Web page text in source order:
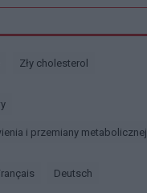
Zły cholesterol
i przemiany metabolicznej
français deutsch